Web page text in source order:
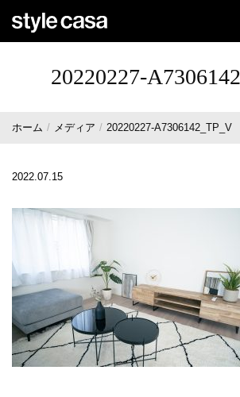
20220227-
ホーム メディア 20220227-A7306142_TP_V
2022.07.15